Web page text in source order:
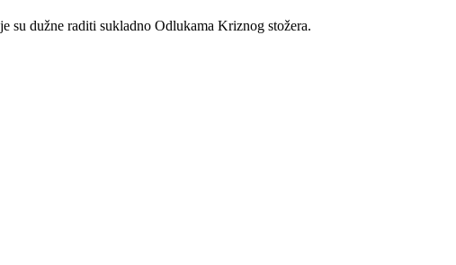
su dužne raditi sukladno Odlukama Kriznog stožera.